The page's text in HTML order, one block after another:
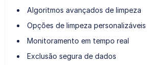
Algoritmos avançados de limpeza
Opções de limpeza personalizáveis
Monitoramento em tempo real
Exclusão segura de dados